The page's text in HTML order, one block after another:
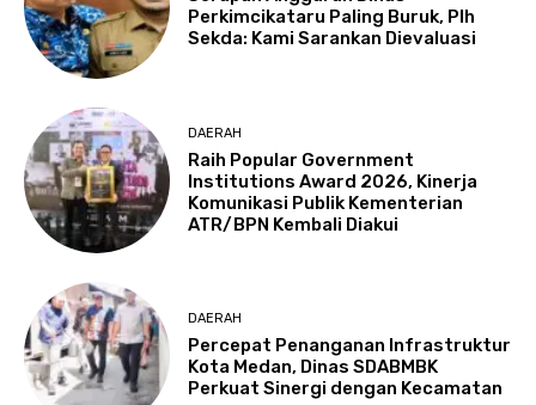
Perkimcikataru Paling Buruk, Plh
Sekda: Kami Sarankan Dievaluasi
DAERAH
Raih Popular Government
Institutions Award 2026, Kinerja
Komunikasi Publik Kementerian
ATR/BPN Kembali Diakui
DAERAH
Percepat Penanganan Infrastruktur
Kota Medan, Dinas SDABMBK
Perkuat Sinergi dengan Kecamatan